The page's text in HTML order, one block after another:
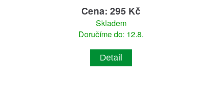
Cena: 295 Kč
Skladem
Doručíme do: 12.8.
Detail